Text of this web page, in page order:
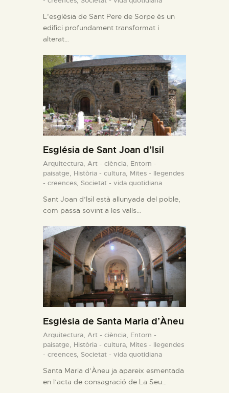
L’església de Sant Pere de Sorpe és un
edifici profundament transformat i
alterat…
Església de Sant Joan d’Isil
Arquitectura, Art - ciència, Entorn -
paisatge, Història - cultura, Mites - llegendes
- creences, Societat - vida quotidiana
Sant Joan d’Isil està allunyada del poble,
com passa sovint a les valls…
Església de Santa Maria d’Àneu
Arquitectura, Art - ciència, Entorn -
paisatge, Història - cultura, Mites - llegendes
- creences, Societat - vida quotidiana
Santa Maria d’Àneu ja apareix esmentada
en l’acta de consagració de La Seu…